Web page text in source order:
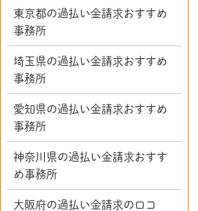
東京都の過払い金請求おすすめ
事務所
埼玉県の過払い金請求おすすめ
事務所
愛知県の過払い金請求おすすめ
事務所
神奈川県の過払い金請求おすす
め事務所
大阪府の過払い金請求の口コ